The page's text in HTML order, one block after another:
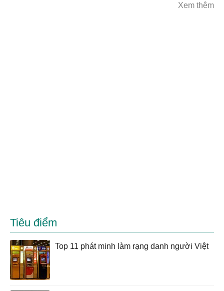
Xem thêm
Tiêu điểm
Top 11 phát minh làm rạng danh người Việt